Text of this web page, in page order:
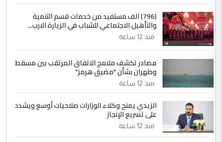
سردار
التعليق : واحد من عصابة علي ماما يسقط
جنسية الرافد الثالث للعراق ومن اصول عريقة
ابا فرات ...
الجواهري يرد على صدام حسين سل
مضجعيك يابن الزنا (نص كامل)
5 حيدر عاشور
التعليق : تحياتي لك استاذ حامدتركان. كلام
دقيق ومسؤول؛ فالاستثمار الحقيقي للإنسان
(796) الف مستفيد من خدمات قسم التنمية
والتأهيل الاجتماعي للشباب في الزيارة الارب...
منذ 12 ساعة
مصادر تكشف ملامح الاتفاق المرتقب بين مسقط
وطهران بشأن "مضيق هرمز"
منذ 12 ساعة
الزيدي يمنح وكلاء الوزارات صلاحيات أوسع ويشدد
على تسريع الإنجاز
منذ 12 ساعة